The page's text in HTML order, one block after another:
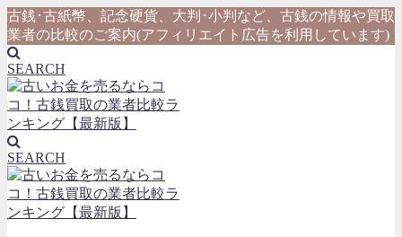
古銭･古紙幣、記念硬貨、大判･小判など、古銭の情報や買取
業者の比較のご案内(アフィリエイト広告を利用しています)
SEARCH
SEARCH